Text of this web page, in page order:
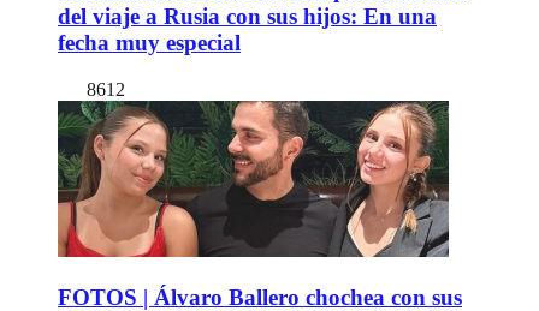
del viaje a Rusia con sus hijos: En una
fecha muy especial
8612
FOTOS | Álvaro Ballero chochea con sus